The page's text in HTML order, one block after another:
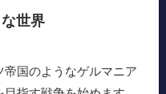
世界
国のようなゲルマニア